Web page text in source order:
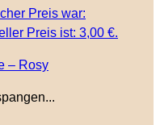
Preis war:
Preis ist: 3,00 €.
– Rosy